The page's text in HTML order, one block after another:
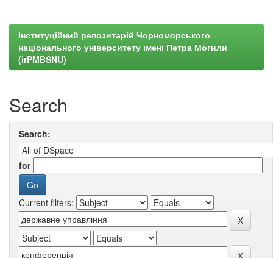
Інституційний репозитарій Чорноморського
національного університету імені Петра Могили
(irPMBSNU)
Search
Search:
for
Current filters: